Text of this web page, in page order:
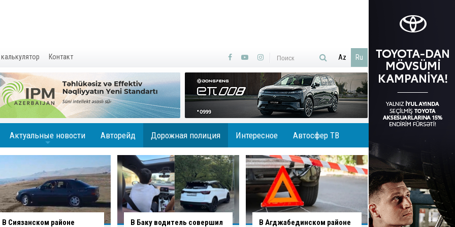
Контакт Az Ru
Актуальные новости Авторейд Дорожная полиция Интересное Автосфер ТВ
В Баку водитель совершил
В Агджабединском районе
В Хырдалане обрушился
В Гаджигабуле